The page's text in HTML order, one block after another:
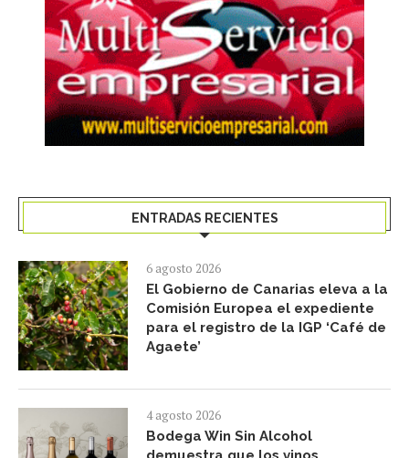
ENTRADAS RECIENTES
6 agosto 2026
El Gobierno de Canarias eleva a la
Comisión Europea el expediente
para el registro de la IGP ‘Café de
Agaete’
4 agosto 2026
Bodega Win Sin Alcohol